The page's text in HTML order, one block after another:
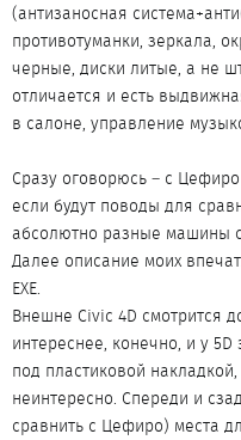
(антизаносная
противотуманки, зеркала,
черные, диски литые, а не
отличается и есть
в салоне, управление
Сразу оговорюсь – с
если будут поводы для
абсолютно разные машины
Далее описание моих
EXE.
Внешне Civic 4D смотрится
интереснее, конечно, и у
под пластиковой
неинтересно. Спереди и
сравнить с Цефиро) места